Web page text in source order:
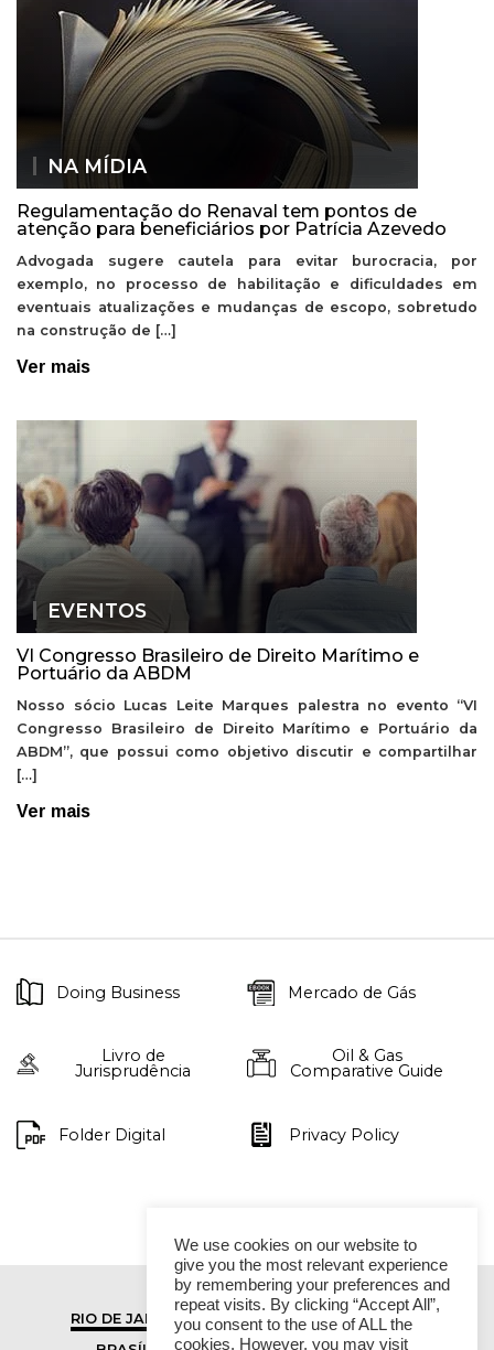
NA MÍDIA
Regulamentação do Renaval tem pontos de
atenção para beneficiários por Patrícia Azevedo
Advogada sugere cautela para evitar burocracia, por
exemplo, no processo de habilitação e dificuldades em
eventuais atualizações e mudanças de escopo, sobretudo
na construção de […]
Ver mais
EVENTOS
VI Congresso Brasileiro de Direito Marítimo e
Portuário da ABDM
Nosso sócio Lucas Leite Marques palestra no evento “VI
Congresso Brasileiro de Direito Marítimo e Portuário da
ABDM”, que possui como objetivo discutir e compartilhar
[…]
Ver mais
Doing Business Mercado de Gás
Livro de
Jurisprudência
Oil & Gas
Comparative Guide
Folder Digital Privacy Policy
RIO DE JANEIRO
SÃO PAULO
We use cookies on our website to
give you the most relevant experience
by remembering your preferences and
repeat visits. By clicking “Accept All”,
you consent to the use of ALL the
cookies. However, you may visit